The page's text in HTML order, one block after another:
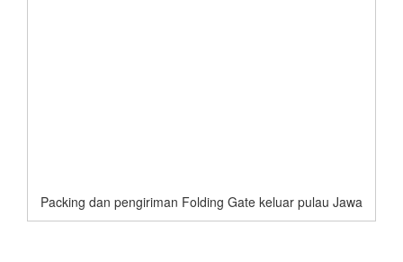
Packing dan pengiriman Folding Gate keluar pulau Jawa